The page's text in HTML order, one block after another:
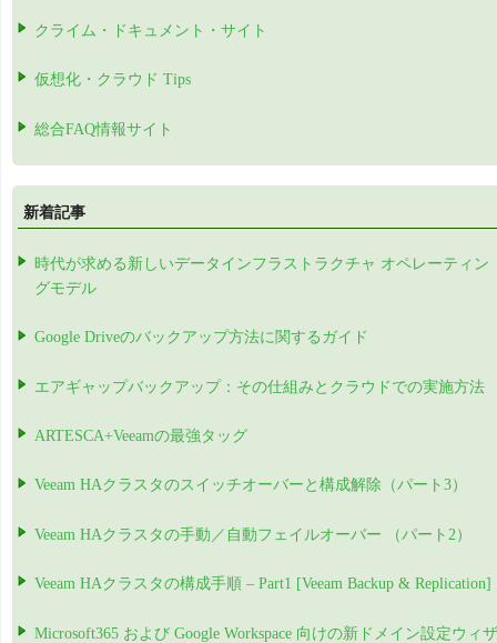
クライム・ドキュメント・サイト
仮想化・クラウド Tips
総合FAQ情報サイト
新着記事
時代が求める新しいデータインフラストラクチャ オペレーティン
グモデル
Google Driveのバックアップ方法に関するガイド
エアギャップバックアップ：その仕組みとクラウドでの実施方法
ARTESCA+Veeamの最強タッグ
Veeam HAクラスタのスイッチオーバーと構成解除（パート3）
Veeam HAクラスタの手動／自動フェイルオーバー （パート2）
Veeam HAクラスタの構成手順 – Part1 [Veeam Backup & Replication]
Microsoft365 および Google Workspace 向けの新ドメイン設定ウィザ